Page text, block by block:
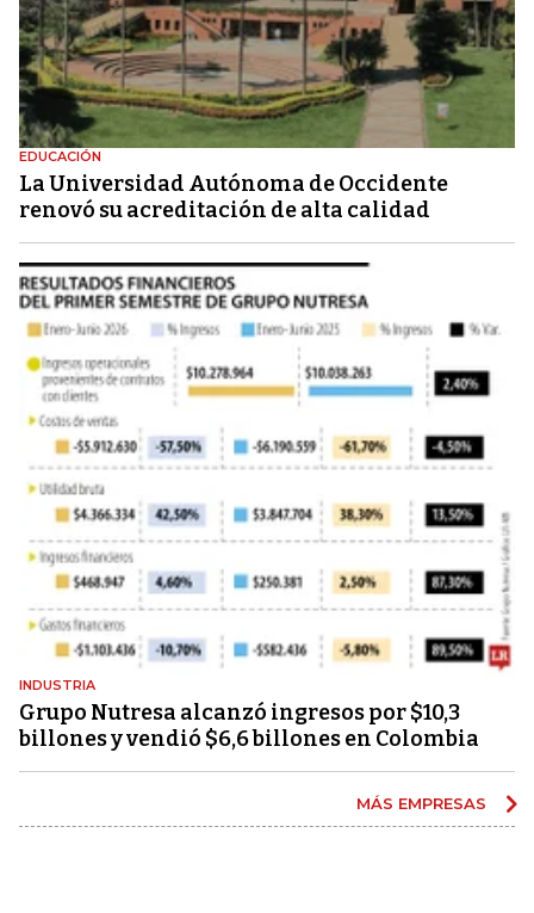
EDUCACIÓN
La Universidad Autónoma de Occidente
renovó su acreditación de alta calidad
INDUSTRIA
Grupo Nutresa alcanzó ingresos por $10,3
billones y vendió $6,6 billones en Colombia
MÁS EMPRESAS